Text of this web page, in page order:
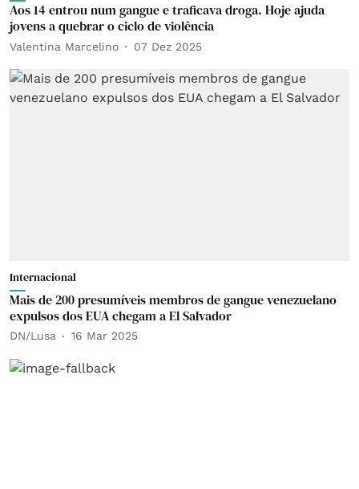
Aos 14 entrou num gangue e traficava droga. Hoje ajuda
jovens a quebrar o ciclo de violência
Valentina Marcelino 07 Dez 2025
Internacional
Mais de 200 presumíveis membros de gangue venezuelano
expulsos dos EUA chegam a El Salvador
DN/Lusa 16 Mar 2025